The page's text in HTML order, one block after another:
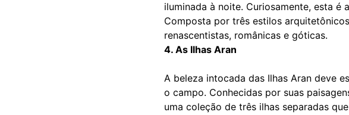
iluminada à noite. Curiosamente, esta é
Composta por três estilos
renascentistas, românicas e góticas.
4. As Ilhas Aran
A beleza intocada das Ilhas Aran deve
o campo. Conhecidas por suas
uma coleção de três ilhas separadas